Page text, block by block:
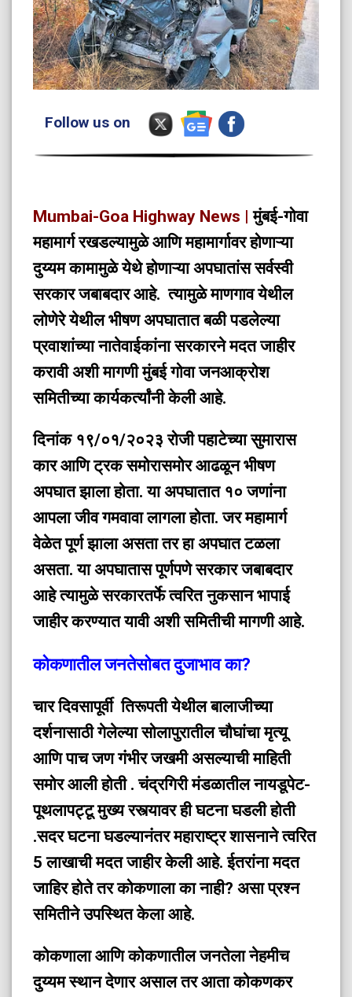
Follow us on
Mumbai-Goa Highway News | मुंबई-गोवा
महामार्ग रखडल्यामुळे आणि महामार्गावर होणाऱ्या
दुय्यम कामामुळे येथे होणाऱ्या अपघातांस सर्वस्वी
सरकार जबाबदार आहे. त्यामुळे माणगाव येथील
लोणेरे येथील भीषण अपघातात बळी पडलेल्या
प्रवाशांच्या नातेवाईकांना सरकारने मदत जाहीर
करावी अशी मागणी मुंबई गोवा जनआक्रोश
समितीच्या कार्यकर्त्यांनी केली आहे.
दिनांक १९/०१/२०२३ रोजी पहाटेच्या सुमारास
कार आणि ट्रक समोरासमोर आढळून भीषण
अपघात झाला होता. या अपघातात १० जणांना
आपला जीव गमवावा लागला होता. जर महामार्ग
वेळेत पूर्ण झाला असता तर हा अपघात टळला
असता. या अपघातास पूर्णपणे सरकार जबाबदार
आहे त्यामुळे सरकारतर्फे त्वरित नुकसान भापाई
जाहीर करण्यात यावी अशी समितीची मागणी आहे.
कोकणातील जनतेसोबत दुजाभाव का?
चार दिवसापूर्वी तिरूपती येथील बालाजीच्या
दर्शनासाठी गेलेल्या सोलापुरातील चौघांचा मृत्यू
आणि पाच जण गंभीर जखमी असल्याची माहिती
समोर आली होती . चंद्रगिरी मंडळातील नायडूपेट-
पूथलापट्टू मुख्य रस्त्यावर ही घटना घडली होती
.सदर घटना घडल्यानंतर महाराष्ट्र शासनाने त्वरित
5 लाखाची मदत जाहीर केली आहे.ईतरांना मदत
जाहिर होते तर कोकणाला का नाही? असा प्रश्न
समितीने उपस्थित केला आहे.
कोकणाला आणि कोकणातील जनतेला नेहमीच
दुय्यम स्थान देणार असाल तर आता कोकणकर